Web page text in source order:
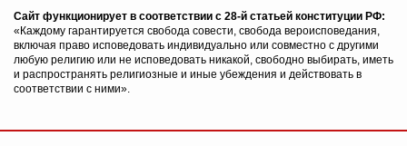
Сайт функционирует в соответствии с 28-й статьей конституции РФ:
«Каждому гарантируется свобода совести, свобода вероисповедания,
включая право исповедовать индивидуально или совместно с другими
любую религию или не исповедовать никакой, свободно выбирать, иметь
и распространять религиозные и иные убеждения и действовать в
соответствии с ними».